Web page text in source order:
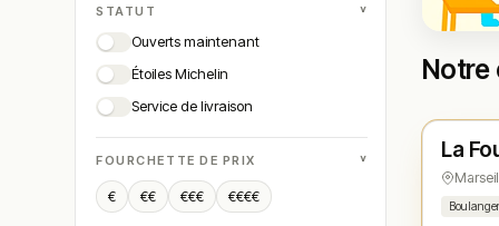
STATUT ˅
Ouverts maintenant
Étoiles Michelin
Service de livraison
FOURCHETTE DE PRIX ˅
€ €€ €€€ €€€€
Notre
★ N°
La